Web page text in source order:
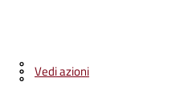
Vedi azioni